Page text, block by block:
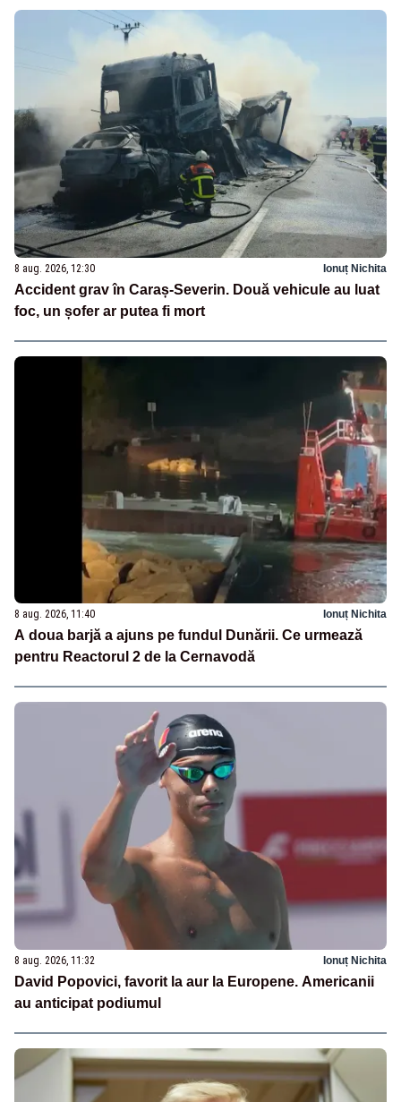
8 aug. 2026, 12:30 Ionuț Nichita
Accident grav în Caraș-Severin. Două vehicule au luat
foc, un șofer ar putea fi mort
8 aug. 2026, 11:40 Ionuț Nichita
A doua barjă a ajuns pe fundul Dunării. Ce urmează
pentru Reactorul 2 de la Cernavodă
8 aug. 2026, 11:32 Ionuț Nichita
David Popovici, favorit la aur la Europene. Americanii
au anticipat podiumul